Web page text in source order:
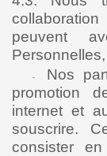
peuvent
Nos
promotion
internet et
souscrire.
consister